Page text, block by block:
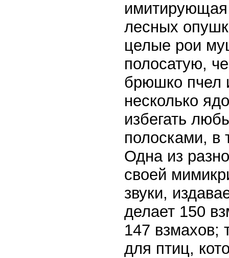
имитирующая
лесных
целые рои
полосатую,
брюшко пчел
несколько
избегать
полосками, в
Одна из
своей
звуки,
делает 150
147 взмахов;
для птиц,